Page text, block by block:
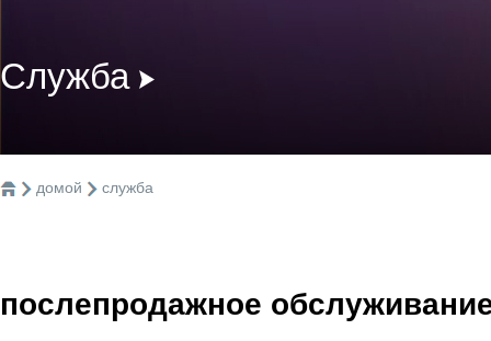
Служба
домой служба
послепродажное